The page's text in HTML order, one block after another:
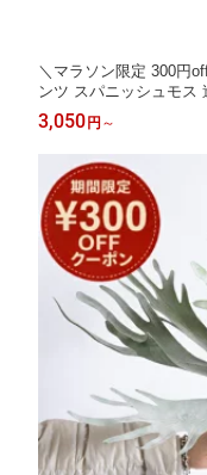
＼マラソン限定 300円
ンツ スパニッシュモス
おしゃれ エアプランツ
デス 装飾 飾り アート
特典あり／
3,050 円 ～